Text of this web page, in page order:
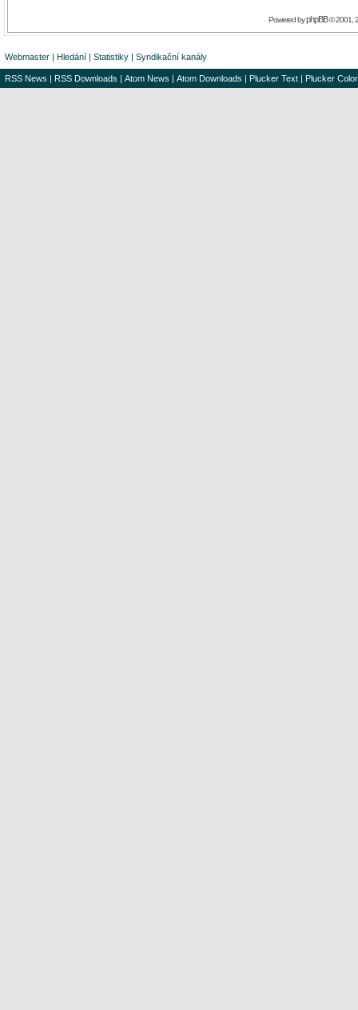
Powered byphpBB© 2001,
Webmaster | Hledání | Statistiky | Syndikační kanály
RSS News | RSS Downloads | Atom News | Atom Downloads | Plucker Text | Plucker Color